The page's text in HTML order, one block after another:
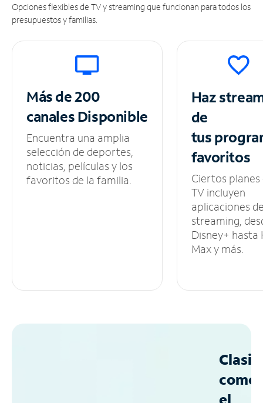
Opciones flexibles de TV y streaming que funcionan para todos los
presupuestos y familias.
Más de 200
canalesDisponible
Encuentra una amplia
selección de deportes,
noticias, películas y los
favoritos de la familia.
Haz
de
tus
favoritos
Ciertos planes
TV incluyen
aplicaciones
streaming,
Disney+ hasta
Max y más.
como
el